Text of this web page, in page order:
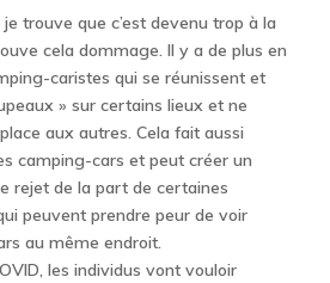
trouve que c’est devenu trop à la
cela dommage. Il y a de plus en
caristes qui se réunissent et
» sur certains lieux et ne
aux autres. Cela fait aussi
camping-cars et peut créer un
rejet de la part de certaines
peuvent prendre peur de voir
au même endroit.
les individus vont vouloir